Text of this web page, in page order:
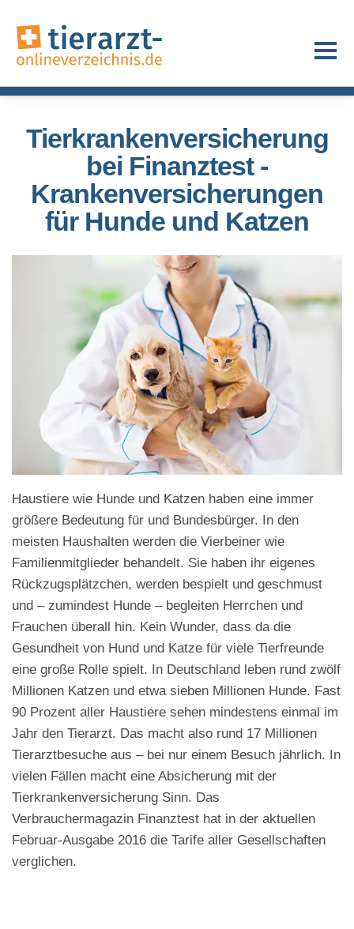
Tierkrankenversicherung
bei Finanztest -
Krankenversicherungen
für Hunde und Katzen
Haustiere wie Hunde und Katzen haben eine immer
größere Bedeutung für und Bundesbürger. In den
meisten Haushalten werden die Vierbeiner wie
Familienmitglieder behandelt. Sie haben ihr eigenes
Rückzugsplätzchen, werden bespielt und geschmust
und – zumindest Hunde – begleiten Herrchen und
Frauchen überall hin. Kein Wunder, dass da die
Gesundheit von Hund und Katze für viele Tierfreunde
eine große Rolle spielt. In Deutschland leben rund zwölf
Millionen Katzen und etwa sieben Millionen Hunde. Fast
90 Prozent aller Haustiere sehen mindestens einmal im
Jahr den Tierarzt. Das macht also rund 17 Millionen
Tierarztbesuche aus – bei nur einem Besuch jährlich. In
vielen Fällen macht eine Absicherung mit der
Tierkrankenversicherung Sinn. Das
Verbrauchermagazin Finanztest hat in der aktuellen
Februar-Ausgabe 2016 die Tarife aller Gesellschaften
verglichen.